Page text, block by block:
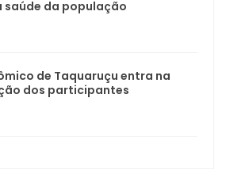
saúde da população
de Taquaruçu entra na
dos participantes